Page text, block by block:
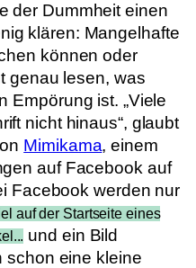
der Dummheit einen
klären: Mangelhafte
können oder
genau lesen, was
Empörung ist. „Viele
nicht hinaus“, glaubt
Mimikama, einem
auf Facebook auf
Facebook werden nur
auf der Startseite eines
und ein Bild
schon eine kleine